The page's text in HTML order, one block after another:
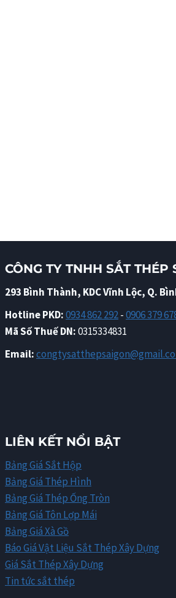
CÔNG TY TNHH SẮT THÉP
293 Bình Thành, KDC Vĩnh Lộc, Q.
Hotline PKD:0934 862 292-0906 379
Mã Số Thuế DN:0315334831
Email:
LIÊN KẾT NỔI BẬT
Bảng Giá Sắt Hộp
Bảng Giá Thép Hình
Bảng Giá Thép Ống Tròn
Bảng Giá Tôn Lợp Mái
Bảng Giá Xà Gồ
Báo Giá Vật Liệu Sắt Thép Xây Dựng
Giá Sắt Thép Xây Dựng
Tin tức sắt thép